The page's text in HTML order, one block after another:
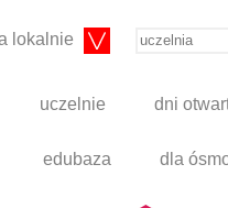
lokalnie
uczelnie dni
edubaza dla